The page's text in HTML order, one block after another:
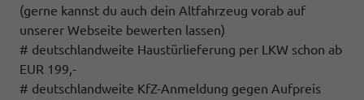
(gerne kannst du auch dein Altfahrzeug vorab auf
unserer Webseite bewerten lassen)
# deutschlandweite Haustürlieferung per LKW schon ab
EUR 199,-
# deutschlandweite KfZ-Anmeldung gegen Aufpreis